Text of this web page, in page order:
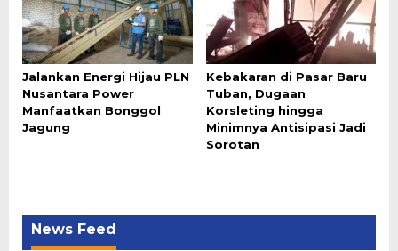
Jalankan Energi Hijau PLN
Nusantara Power
Manfaatkan Bonggol
Jagung
Kebakaran di Pasar Baru
Tuban, Dugaan
Korsleting hingga
Minimnya Antisipasi Jadi
Sorotan
News Feed